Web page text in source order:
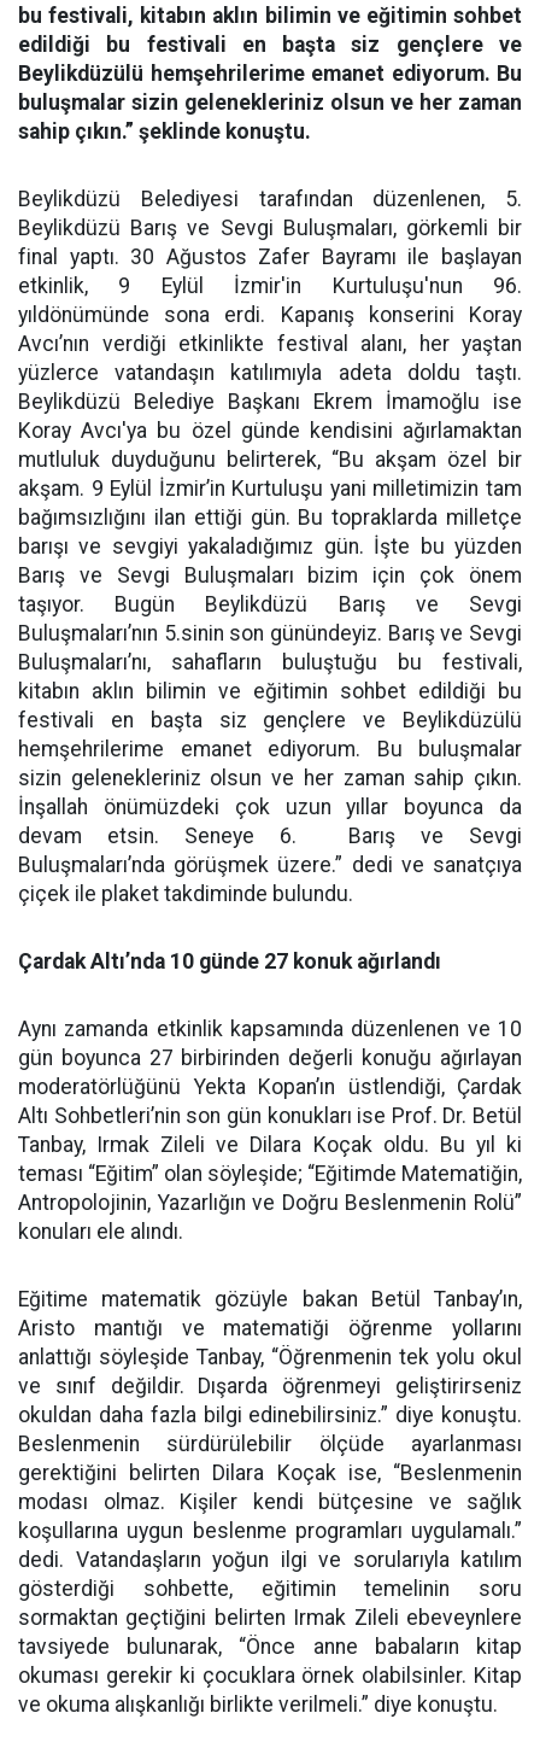
bu festivali, kitabın aklın bilimin ve eğitimin sohbet
edildiği bu festivali en başta siz gençlere ve
Beylikdüzülü hemşehrilerime emanet ediyorum. Bu
buluşmalar sizin gelenekleriniz olsun ve her zaman
sahip çıkın.” şeklinde konuştu.
Beylikdüzü Belediyesi tarafından düzenlenen, 5.
Beylikdüzü Barış ve Sevgi Buluşmaları, görkemli bir
final yaptı. 30 Ağustos Zafer Bayramı ile başlayan
etkinlik, 9 Eylül İzmir'in Kurtuluşu'nun 96.
yıldönümünde sona erdi. Kapanış konserini Koray
Avcı’nın verdiği etkinlikte festival alanı, her yaştan
yüzlerce vatandaşın katılımıyla adeta doldu taştı.
Beylikdüzü Belediye Başkanı Ekrem İmamoğlu ise
Koray Avcı'ya bu özel günde kendisini ağırlamaktan
mutluluk duyduğunu belirterek, “Bu akşam özel bir
akşam. 9 Eylül İzmir’in Kurtuluşu yani milletimizin tam
bağımsızlığını ilan ettiği gün. Bu topraklarda milletçe
barışı ve sevgiyi yakaladığımız gün. İşte bu yüzden
Barış ve Sevgi Buluşmaları bizim için çok önem
taşıyor. Bugün Beylikdüzü Barış ve Sevgi
Buluşmaları’nın 5.sinin son günündeyiz. Barış ve Sevgi
Buluşmaları’nı, sahafların buluştuğu bu festivali,
kitabın aklın bilimin ve eğitimin sohbet edildiği bu
festivali en başta siz gençlere ve Beylikdüzülü
hemşehrilerime emanet ediyorum. Bu buluşmalar
sizin gelenekleriniz olsun ve her zaman sahip çıkın.
İnşallah önümüzdeki çok uzun yıllar boyunca da
devam etsin. Seneye 6. Barış ve Sevgi
Buluşmaları’nda görüşmek üzere.” dedi ve sanatçıya
çiçek ile plaket takdiminde bulundu.
Çardak Altı’nda 10 günde 27 konuk ağırlandı
Aynı zamanda etkinlik kapsamında düzenlenen ve 10
gün boyunca 27 birbirinden değerli konuğu ağırlayan
moderatörlüğünü Yekta Kopan’ın üstlendiği, Çardak
Altı Sohbetleri’nin son gün konukları ise Prof. Dr. Betül
Tanbay, Irmak Zileli ve Dilara Koçak oldu. Bu yıl ki
teması “Eğitim” olan söyleşide; “Eğitimde Matematiğin,
Antropolojinin, Yazarlığın ve Doğru Beslenmenin Rolü”
konuları ele alındı.
Eğitime matematik gözüyle bakan Betül Tanbay’ın,
Aristo mantığı ve matematiği öğrenme yollarını
anlattığı söyleşide Tanbay, “Öğrenmenin tek yolu okul
ve sınıf değildir. Dışarda öğrenmeyi geliştirirseniz
okuldan daha fazla bilgi edinebilirsiniz.” diye konuştu.
Beslenmenin sürdürülebilir ölçüde ayarlanması
gerektiğini belirten Dilara Koçak ise, “Beslenmenin
modası olmaz. Kişiler kendi bütçesine ve sağlık
koşullarına uygun beslenme programları uygulamalı.”
dedi. Vatandaşların yoğun ilgi ve sorularıyla katılım
gösterdiği sohbette, eğitimin temelinin soru
sormaktan geçtiğini belirten Irmak Zileli ebeveynlere
tavsiyede bulunarak, “Önce anne babaların kitap
okuması gerekir ki çocuklara örnek olabilsinler. Kitap
ve okuma alışkanlığı birlikte verilmeli.” diye konuştu.